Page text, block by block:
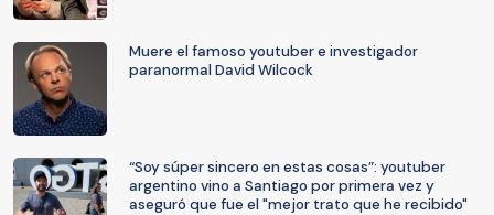
Muere el famoso youtuber e investigador
paranormal David Wilcock
“Soy súper sincero en estas cosas”: youtuber
argentino vino a Santiago por primera vez y
aseguró que fue el "mejor trato que he recibido"